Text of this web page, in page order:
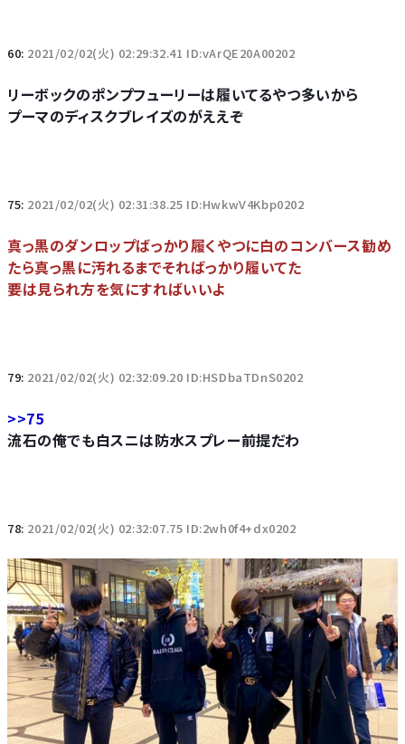
60: 2021/02/02(火) 02:29:32.41 ID:vArQE20A00202
リーボックのポンプフューリーは履いてるやつ多いから
プーマのディスクブレイズのがええぞ
75: 2021/02/02(火) 02:31:38.25 ID:HwkwV4Kbp0202
真っ黒のダンロップばっかり履くやつに白のコンバース勧め
たら真っ黒に汚れるまでそればっかり履いてた
要は見られ方を気にすればいいよ
79: 2021/02/02(火) 02:32:09.20 ID:HSDbaTDnS0202
>>75
流石の俺でも白スニは防水スプレー前提だわ
78: 2021/02/02(火) 02:32:07.75 ID:2wh0f4+dx0202